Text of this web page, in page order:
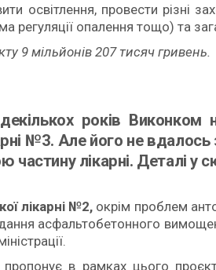
освітлення, провести різні
регуляції опалення тощо) та
9 мільйонів 207 тисяч гривень.
років Виконком
№3. Але його не
частину лікарні. Деталі у
лікарні №2, окрім проблем
асфальтобетонного
в рамках цього